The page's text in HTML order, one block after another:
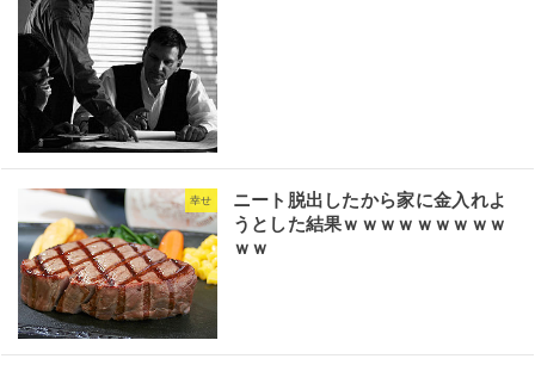
幸せ
ニート脱出したから家に金入れよ
うとした結果ｗｗｗｗｗｗｗｗｗ
ｗｗ